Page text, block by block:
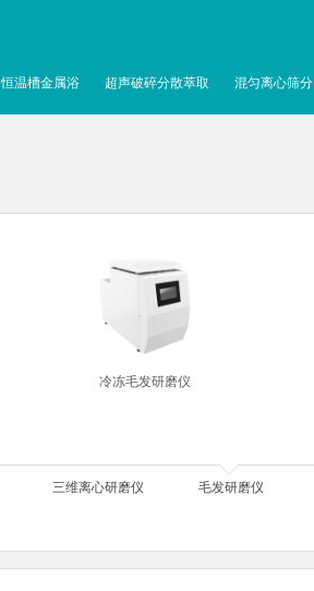
恒温槽金属浴 超声破碎分散萃取 混匀离心筛分
冷冻毛发研磨仪
三维离心研磨仪 毛发研磨仪